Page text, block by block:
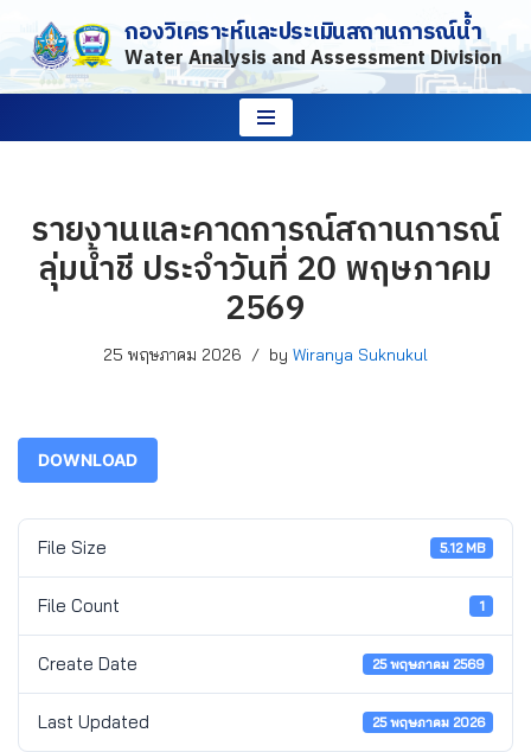
Skip
to
กองวิเคราะห์และประเมินสถานการณ์น้ำ
Water Analysis and Assessment Division
รายงานและคาดการณ์สถานการณ์
ลุ่มน้ำชี ประจำวันที่ 20 พฤษภาคม
2569
25 พฤษภาคม 2026 by Wiranya Suknukul
DOWNLOAD
File Size 5.12 MB
File Count 1
Create Date 25 พฤษภาคม 2569
Last Updated 25 พฤษภาคม 2026